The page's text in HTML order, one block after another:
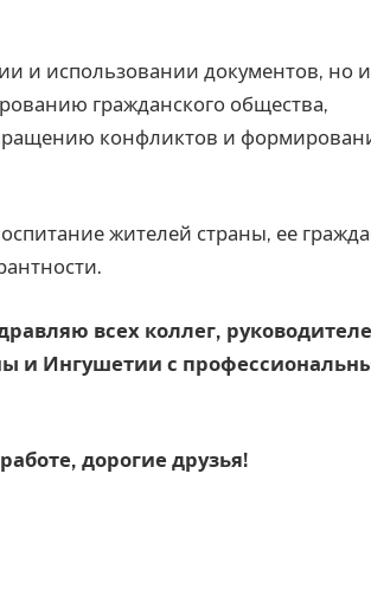
и использовании документов, но и
гражданского общества,
конфликтов и
жителей страны, ее
всех коллег,
и Ингушетии с
дорогие друзья!